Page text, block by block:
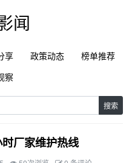
闻
享 政策动态
榜单推荐
察
搜索
厂家维护热线